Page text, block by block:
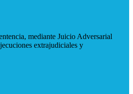
mediante Juicio Adversarial
extrajudiciales y